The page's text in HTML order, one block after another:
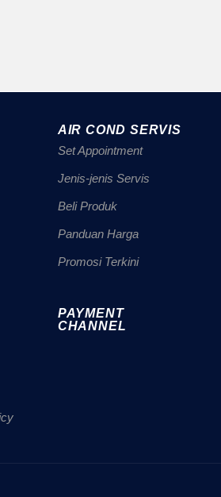
AIR COND SERVIS
Set Appointment
Jenis-jenis Servis
Beli Produk
Panduan Harga
Promosi Terkini
PAYMENT
CHANNEL